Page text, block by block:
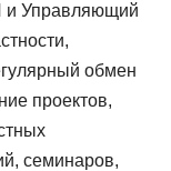
и Управляющий
обмен
проектов,
семинаров,